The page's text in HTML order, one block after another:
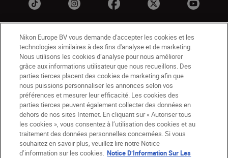
BE(fr) Nikon Sites
Contactez-nous
Avis de confidentialité
Conditions d’utilisation
CVG de la boutique Nikon Store
Notice d’information sur les cookies
Paramètres des cookies
Nikon Europe BV vous demande d'accepter les cookies et les
technologies similaires à des fins d'analyse et de marketing.
Nous utilisons les cookies d’analyse pour nous améliorer
grâce aux informations utilisateur que nous recueillons. Des
parties tierces placent des cookies de marketing afin que
nous puissions personnaliser les annonces selon vos
préférences et mesurer leur efficacité. Les cookies des
parties tierces peuvent également collecter des données en
dehors de nos sites Internet. En cliquant sur « Autoriser tous
les cookies », vous consentez à l’utilisation des cookies et au
traitement des données personnelles concernées. Si vous
souhaitez en savoir plus, veuillez lire notre Notice
d’information sur les cookies. Notice D’Information Sur Les